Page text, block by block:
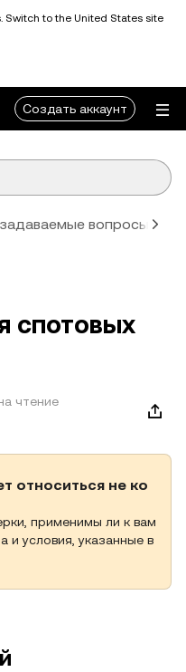
Switch to the United States site
Создать аккаунт
вопросы
спотовых
чтение
относиться не ко
применимы ли к вам
и условия, указанные в